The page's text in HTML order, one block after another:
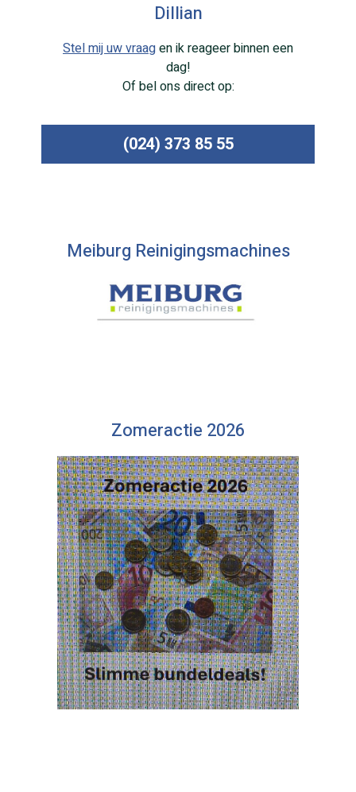
Dillian
Stel mij uw vraagen ik reageer binnen een
dag!
Of bel ons direct op:
(024) 373 85 55
Meiburg Reinigingsmachines
Zomeractie 2026